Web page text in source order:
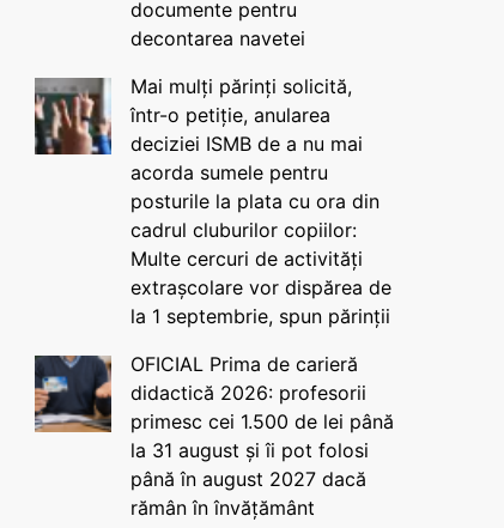
documente pentru
decontarea navetei
Mai mulți părinți solicită,
într-o petiție, anularea
deciziei ISMB de a nu mai
acorda sumele pentru
posturile la plata cu ora din
cadrul cluburilor copiilor:
Multe cercuri de activități
extrașcolare vor dispărea de
la 1 septembrie, spun părinții
OFICIAL Prima de carieră
didactică 2026: profesorii
primesc cei 1.500 de lei până
la 31 august și îi pot folosi
până în august 2027 dacă
rămân în învățământ